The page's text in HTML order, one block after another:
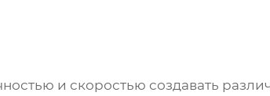
и скоростью создавать